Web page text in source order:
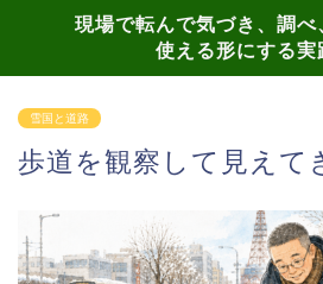
現場で転んで気づき、調べ
使える形にする実
雪国と道路
歩道を観察して見えて